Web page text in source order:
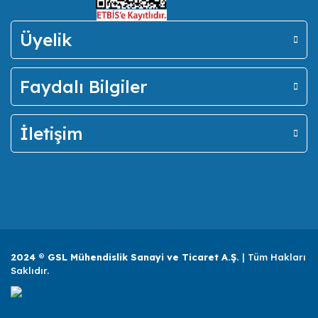
Üyelik
Faydalı Bilgiler
İletişim
2024 ® GSL Mühendislik Sanayi ve Ticaret A.Ş. | Tüm Hakları
Saklıdır.